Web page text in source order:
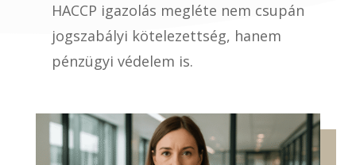
HACCP igazolás megléte nem csupán
jogszabályi kötelezettség, hanem
pénzügyi védelem is.